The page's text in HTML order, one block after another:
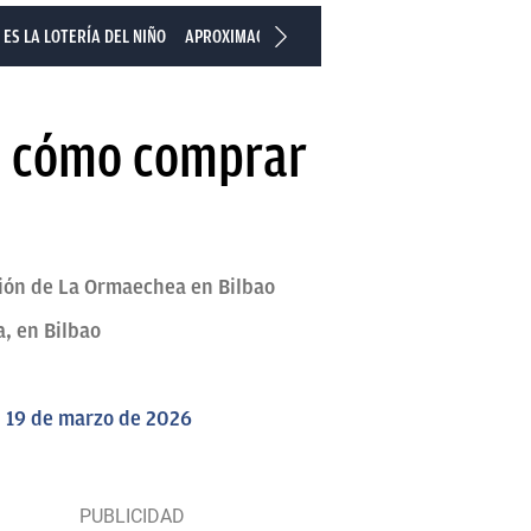
LA LOTERÍA DEL NIÑO APROXIMACIONES DE LA LOTERÍA DEL NIÑO
comprar
de La Ormaechea en Bilbao
en Bilbao
de marzo de 2026